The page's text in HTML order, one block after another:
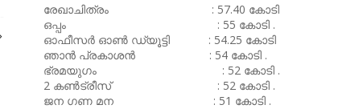
രേഖാചിത്രം : 57.40 കോടി
ഒപ്പം : 55 കോടി .
ഓഫീസർ ഓൺ ഡ്യൂട്ടി : 54.25 കോടി
ഞാൻ പ്രകാശൻ : 54 കോടി .
ഭ്രമയുഗം : 52 കോടി .
2 കൺട്രീസ് : 52 കോടി .
ജന ഗണ മന : 51 കോടി .